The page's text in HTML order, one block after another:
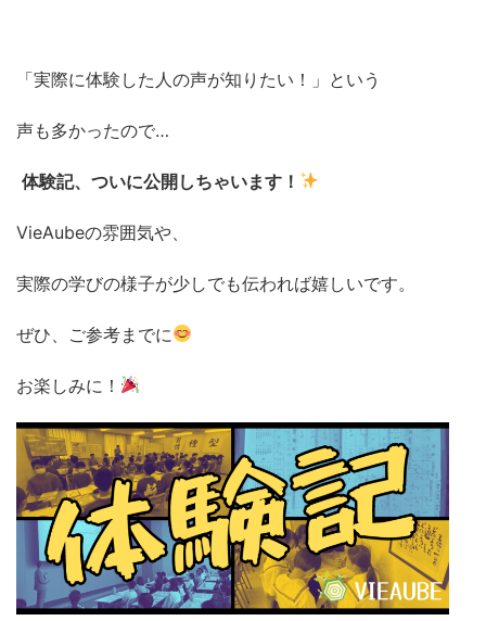
「実際に体験した人の声が知りたい！」という
声も多かったので…
体験記、ついに公開しちゃいます！
VieAubeの雰囲気や、
実際の学びの様子が少しでも伝われば嬉しいです。
ぜひ、ご参考までに
お楽しみに！